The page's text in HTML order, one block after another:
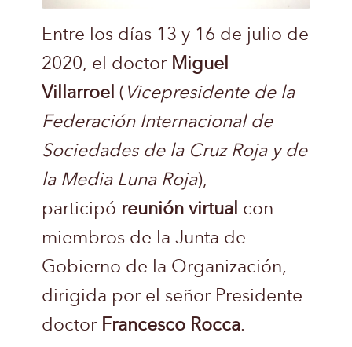
Entre los días 13 y 16 de julio de
2020, el doctor Miguel
Villarroel ( Vicepresidente de la
Federación Internacional de
Sociedades de la Cruz Roja y de
la Media Luna Roja),
participó reunión virtual con
miembros de la Junta de
Gobierno de la Organización,
dirigida por el señor Presidente
doctor Francesco Rocca.